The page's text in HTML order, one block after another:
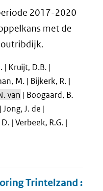
2017-2020
met de
| Kruijt, D.B. |
M. | Bijkerk, R. |
van | Boogaard, B.
J. de |
| Verbeek, R.G. |
Trintelzand :